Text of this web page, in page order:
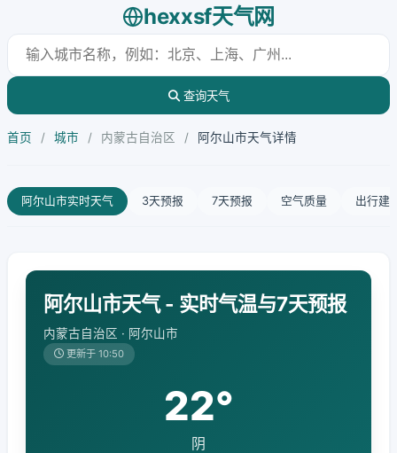
hexxsf天气网
查询天气
首页 / 城市 / 内蒙古自治区 / 阿尔山市天气详情
阿尔山市实时天气 3天预报 7天预报 空气质量 出行建
阿尔山市天气 - 实时气温与7天预报
内蒙古自治区 · 阿尔山市
更新于 10:50
22°
阴